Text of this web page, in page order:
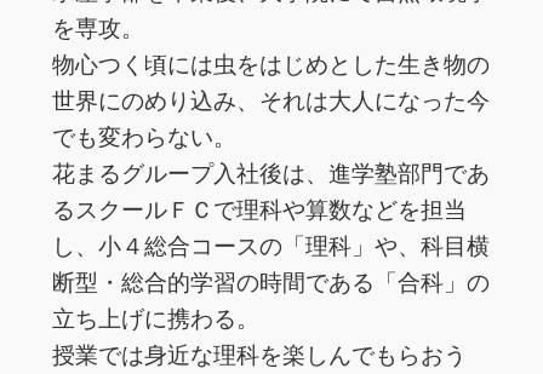
を専攻。
物心つく頃には虫をはじめとした生き物の
世界にのめり込み、それは大人になった今
でも変わらない。
花まるグループ入社後は、進学塾部門であ
るスクールＦＣで理科や算数などを担当
し、小４総合コースの「理科」や、科目横
断型・総合的学習の時間である「合科」の
立ち上げに携わる。
授業では身近な理科を楽しんでもらおう